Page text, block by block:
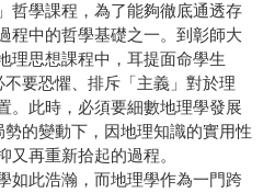
哲學課程，為了能夠徹底通透存
程中的哲學基礎之一。到彰師大
理思想課程中，耳提面命學生
不要恐懼、排斥「主義」對於理
。此時，必須要細數地理學發展
的變動下，因地理知識的實用性
再重新拾起的過程。
此浩瀚，而地理學作為一門跨